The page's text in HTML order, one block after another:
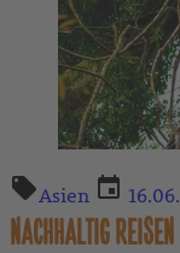
Asien
NACHHALTIG